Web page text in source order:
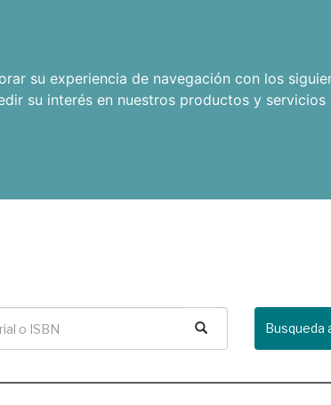
su experiencia de navegación con los
su interés en nuestros productos y
Busqueda